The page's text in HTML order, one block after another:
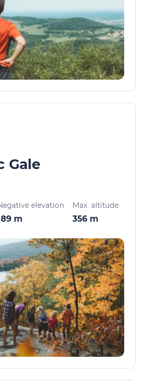
Gale
elevation
m
Max. altitude
356 m